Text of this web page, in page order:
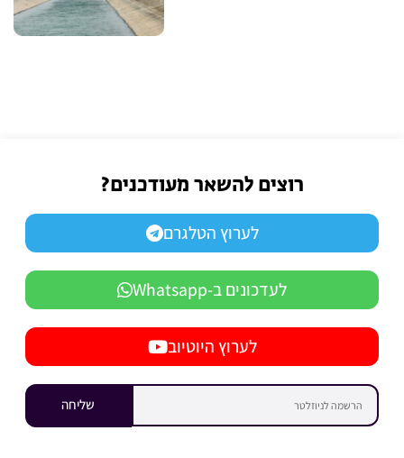
רוצים להשאר מעודכנים?
לערוץ הטלגרם
לעדכונים ב-Whatsapp
לערוץ היוטיוב
שליחה